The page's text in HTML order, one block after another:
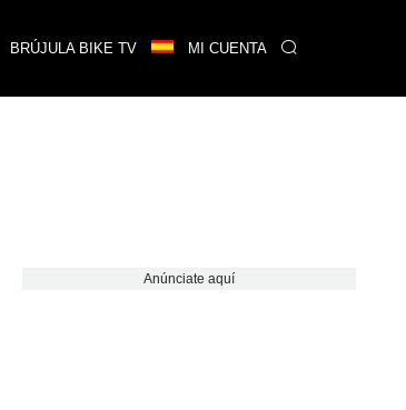
BRÚJULA BIKE TV MI CUENTA
Anúnciate aquí